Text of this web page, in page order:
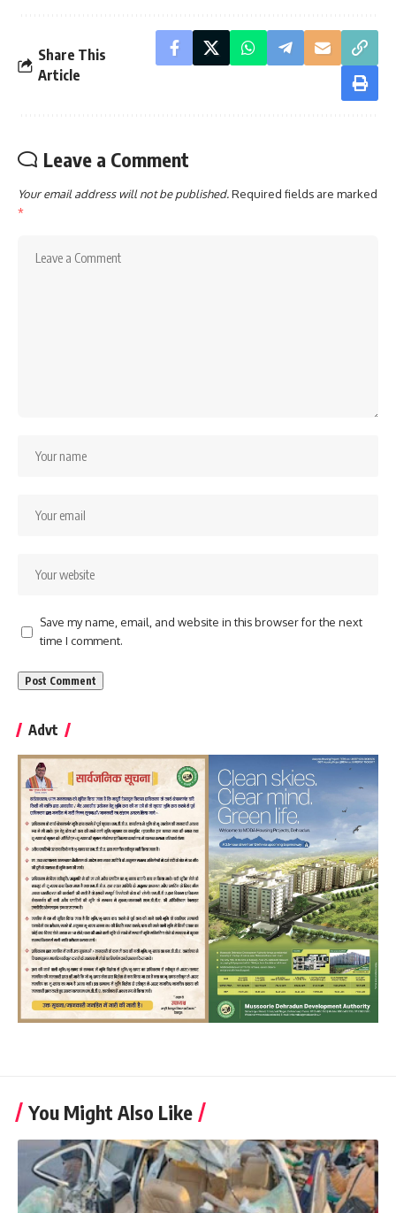
Share This
Article
Leave a Comment
Your email address will not be published.Required fields are marked
*
Save my name, email, and website in this browser for the next
time I comment.
Advt
You Might Also Like